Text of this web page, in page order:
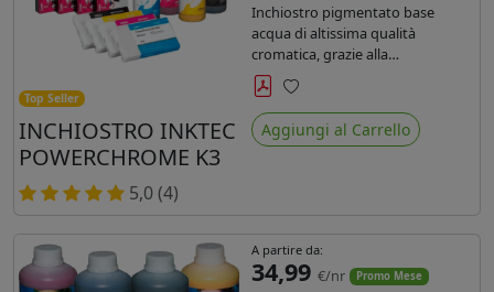
Top Seller
INCHIOSTRO INKTEC
POWERCHROME K3
5,0 (4)
Inchiostro pigmentato base
acqua di altissima qualità
cromatica, grazie alla
concentrazione di pigmenti
permette di realizzare stampe di
altissima qualità e ridurre la curva
colore fino ad un 20 % rispetto
Preferiti
Aggiungi al Carrello
A partire da:
34,99 €/nr Promo Mese